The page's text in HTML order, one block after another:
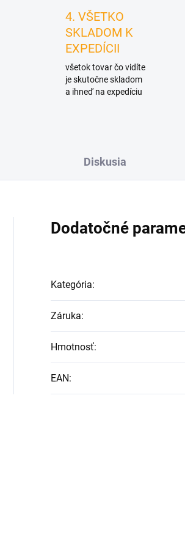
4. VŠETKO
SKLADOM K
EXPEDÍCII
všetok tovar čo vidíte
je skutočne skladom
a ihneď na expedíciu
Diskusia
Dodatočné
Kategória:
Záruka:
Hmotnosť:
EAN: